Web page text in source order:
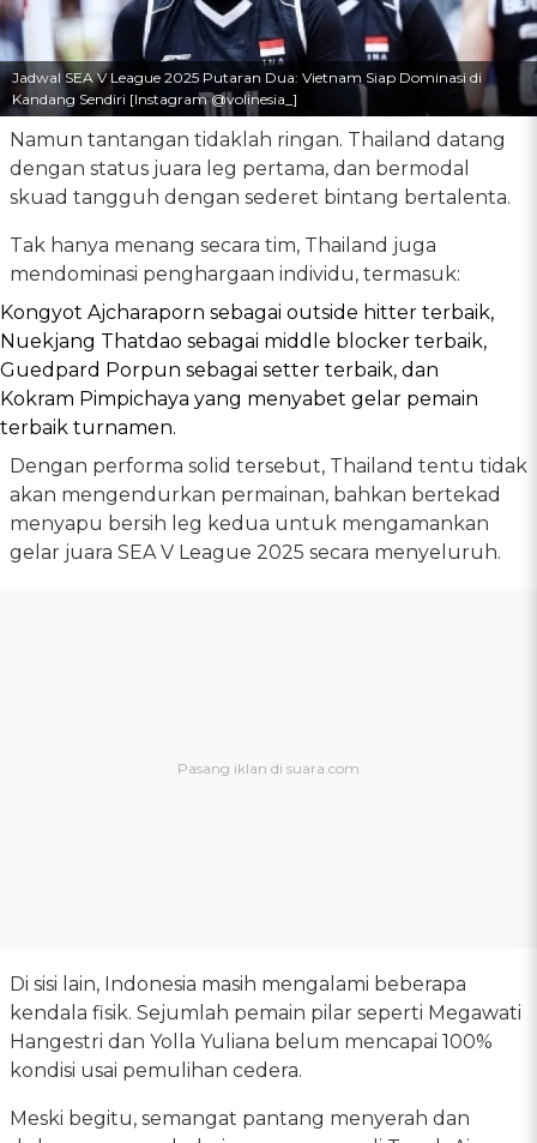
Jadwal SEA V League 2025 Putaran Dua: Vietnam Siap Dominasi di
Kandang Sendiri [Instagram @volinesia_]
Namun tantangan tidaklah ringan. Thailand datang
dengan status juara leg pertama, dan bermodal
skuad tangguh dengan sederet bintang bertalenta.
Tak hanya menang secara tim, Thailand juga
mendominasi penghargaan individu, termasuk:
Kongyot Ajcharaporn sebagai outside hitter terbaik,
Nuekjang Thatdao sebagai middle blocker terbaik,
Guedpard Porpun sebagai setter terbaik, dan
Kokram Pimpichaya yang menyabet gelar pemain
terbaik turnamen.
Dengan performa solid tersebut, Thailand tentu tidak
akan mengendurkan permainan, bahkan bertekad
menyapu bersih leg kedua untuk mengamankan
gelar juara SEA V League 2025 secara menyeluruh.
Di sisi lain, Indonesia masih mengalami beberapa
kendala fisik. Sejumlah pemain pilar seperti Megawati
Hangestri dan Yolla Yuliana belum mencapai 100%
kondisi usai pemulihan cedera.
Meski begitu, semangat pantang menyerah dan